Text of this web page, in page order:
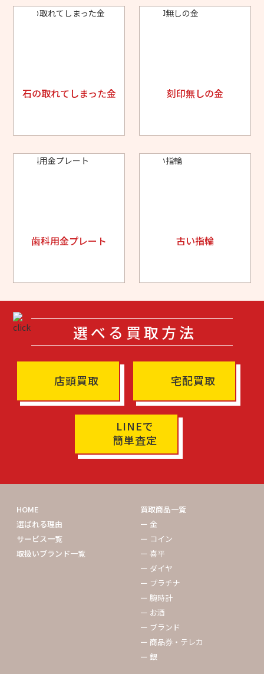
石の取れてしまった金 刻印無しの金
歯科用金プレート 古い指輪
選べる買取方法
店頭買取 宅配買取
LINEで
簡単査定
HOME
選ばれる理由
サービス一覧
取扱いブランド一覧
買取商品一覧
ー 金
ー コイン
ー 喜平
ー ダイヤ
ー プラチナ
ー 腕時計
ー お酒
ー ブランド
ー 商品券・テレカ
ー 銀